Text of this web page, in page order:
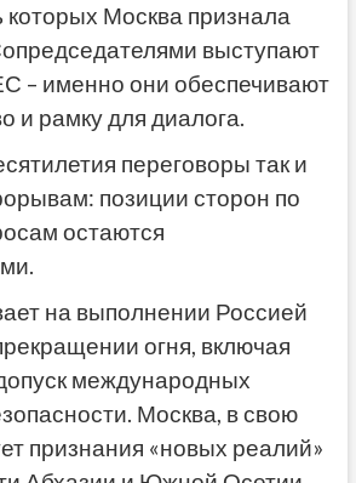
которых Москва признала
выступают
– именно они обеспечивают
и рамку для диалога.
переговоры так и
позиции сторон по
остаются
на выполнении Россией
огня, включая
международных
Москва, в свою
признания «новых реалий»